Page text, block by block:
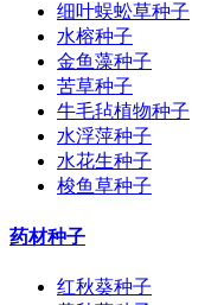
细叶蜈蚣草种子
水榕种子
金鱼藻种子
苦草种子
牛毛毡植物种子
水浮萍种子
水花生种子
梭鱼草种子
药材种子
红秋葵种子